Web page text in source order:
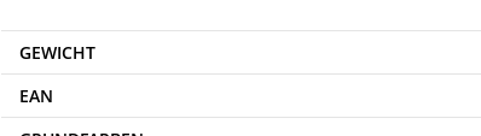
GEWICHT
EAN